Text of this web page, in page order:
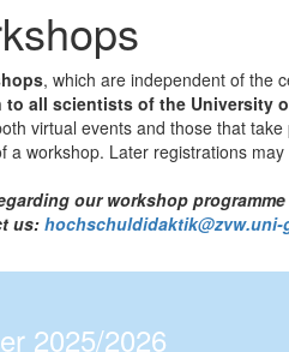
, which are independent of the
to all scientists of the University
virtual events and those that
a workshop. Later registrations
our workshop
us:
2025/2026